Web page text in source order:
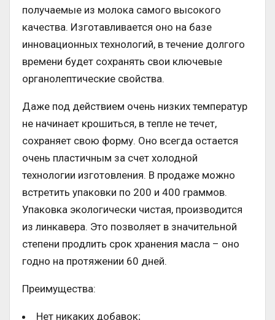
получаемые из молока самого высокого
качества. Изготавливается оно на базе
инновационных технологий, в течение долгого
времени будет сохранять свои ключевые
органолептические свойства.
Даже под действием очень низких температур
не начинает крошиться, в тепле не течет,
сохраняет свою форму. Оно всегда остается
очень пластичным за счет холодной
технологии изготовления. В продаже можно
встретить упаковки по 200 и 400 граммов.
Упаковка экологически чистая, производится
из линкавера. Это позволяет в значительной
степени продлить срок хранения масла – оно
годно на протяжении 60 дней.
Преимущества:
Нет никаких добавок;